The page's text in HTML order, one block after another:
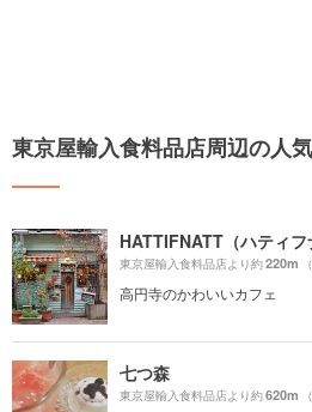
東京屋輸入食料品店周辺の人
HATTIFNATT（ハティフ
東京屋輸入食料品店より約220m
高円寺のかわいいカフェ
七つ森
東京屋輸入食料品店より約620m